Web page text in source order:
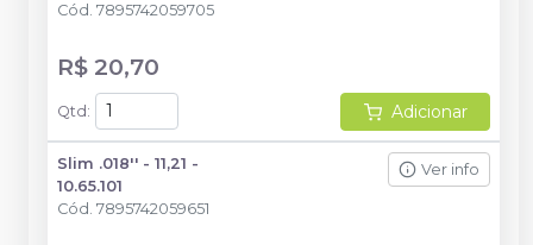
Cód. 7895742059705
R$ 20,70
Qtd : Adicionar
Slim .018'' - 11,21 -
10.65.101
Cód. 7895742059651
Ver info